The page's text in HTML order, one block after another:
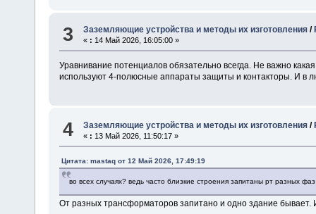
3 Заземляющие устройства и методы их изготовления /
« : 14 Май 2026, 16:05:00 »
Уравнивание потенциалов обязательно всегда. Не важно
используют 4-полюсные аппараты защиты и контакторы. И в
4 Заземляющие устройства и методы их изготовления /
« : 13 Май 2026, 11:50:17 »
Цитата: mastaq от 12 Май 2026, 17:49:19
во всех случаях? ведь часто близкие строения запитаны рт разных
От разных трансформаторов запитано и одно здание